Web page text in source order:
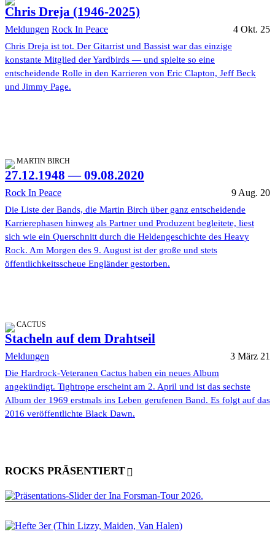
Chris Dreja (1946-2025)
Meldungen Rock In Peace 4 Okt. 25
Chris Dreja ist tot. Der Gitarrist und Bassist war das einzige
konstante Mitglied der Yardbirds — und spielte so eine
entscheidende Rolle in den Karrieren von Eric Clapton, Jeff Beck
und Jimmy Page.
MARTIN BIRCH
27.12.1948 — 09.08.2020
Rock In Peace 9 Aug. 20
Die Liste der Bands, die Martin Birch über ganz entscheidende
Karrierephasen hinweg als Partner und Produzent begleitete, liest
sich wie ein Querschnitt durch die Heldengeschichte des Heavy
Rock. Am Morgen des 9. August ist der große und stets
öffentlichkeitsscheue Engländer gestorben.
CACTUS
Stacheln auf dem Drahtseil
Meldungen 3 März 21
Die Hardrock-Veteranen Cactus haben ein neues Album
angekündigt. Tightrope erscheint am 2. April und ist das sechste
Album der 1969 erstmals ins Leben gerufenen Band. Es folgt auf das
2016 veröffentlichte Black Dawn.
ROCKS PRÄSENTIERT